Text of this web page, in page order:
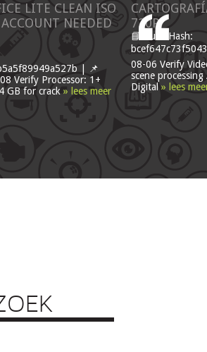
LITE CLEAN ISO
NEEDED
| 📌
Verify Processor: 1+
GB for crack » lees meer
720P
📘 Build Hash:
08-06 Verify
scene
Digital » lees